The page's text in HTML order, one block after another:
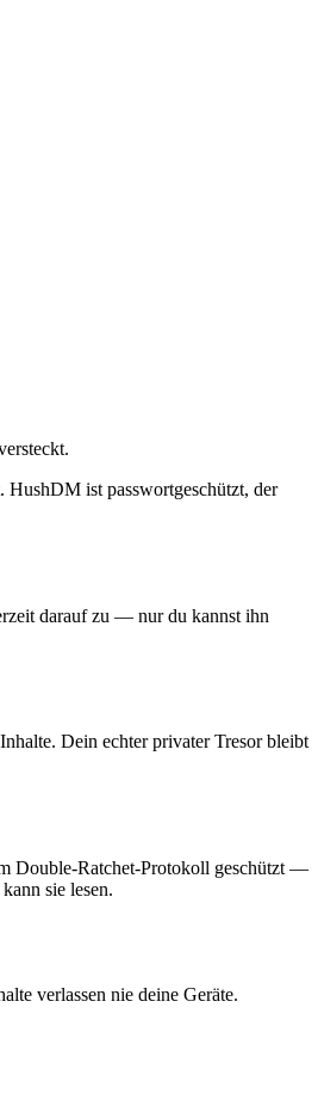
HushDM ist passwortgeschützt, der
darauf zu — nur du kannst ihn
Dein echter privater Tresor bleibt
Double-Ratchet-Protokoll geschützt —
sie lesen.
verlassen nie deine Geräte.